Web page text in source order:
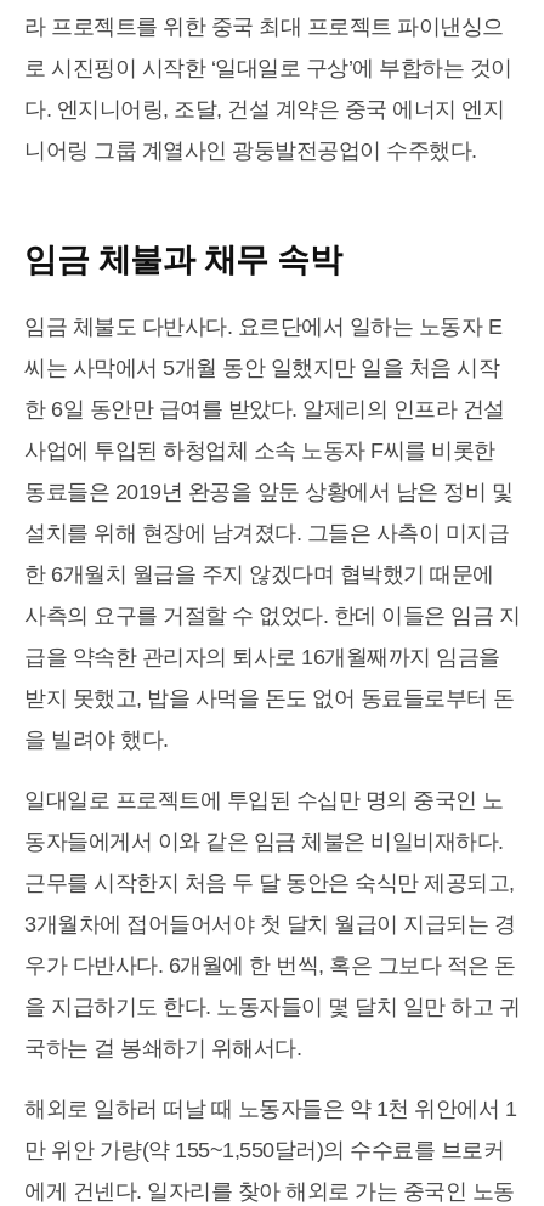
라 프로젝트를 위한 중국 최대 프로젝트 파이낸싱으
로 시진핑이 시작한 ‘일대일로 구상’에 부합하는 것이
다. 엔지니어링, 조달, 건설 계약은 중국 에너지 엔지
니어링 그룹 계열사인 광둥발전공업이 수주했다.
임금 체불과 채무 속박
임금 체불도 다반사다. 요르단에서 일하는 노동자 E
씨는 사막에서 5개월 동안 일했지만 일을 처음 시작
한 6일 동안만 급여를 받았다. 알제리의 인프라 건설
사업에 투입된 하청업체 소속 노동자 F씨를 비롯한
동료들은 2019년 완공을 앞둔 상황에서 남은 정비 및
설치를 위해 현장에 남겨졌다. 그들은 사측이 미지급
한 6개월치 월급을 주지 않겠다며 협박했기 때문에
사측의 요구를 거절할 수 없었다. 한데 이들은 임금 지
급을 약속한 관리자의 퇴사로 16개월째까지 임금을
받지 못했고, 밥을 사먹을 돈도 없어 동료들로부터 돈
을 빌려야 했다.
일대일로 프로젝트에 투입된 수십만 명의 중국인 노
동자들에게서 이와 같은 임금 체불은 비일비재하다.
근무를 시작한지 처음 두 달 동안은 숙식만 제공되고,
3개월차에 접어들어서야 첫 달치 월급이 지급되는 경
우가 다반사다. 6개월에 한 번씩, 혹은 그보다 적은 돈
을 지급하기도 한다. 노동자들이 몇 달치 일만 하고 귀
국하는 걸 봉쇄하기 위해서다.
해외로 일하러 떠날 때 노동자들은 약 1천 위안에서 1
만 위안 가량(약 155~1,550달러)의 수수료를 브로커
에게 건넨다. 일자리를 찾아 해외로 가는 중국인 노동